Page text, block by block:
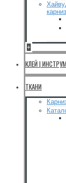
+
КЛЕЙ |
ТКАНИ